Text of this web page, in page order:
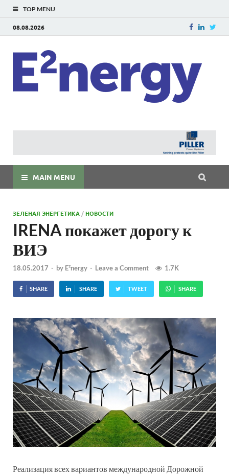
TOP MENU
08.08.2026
MAIN MENU
ЗЕЛЕНАЯ ЭНЕРГЕТИКА /НОВОСТИ
IRENA покажет дорогу к
ВИЭ
18.05.2017 - by E²nergy - Leave a Comment 1.7K
SHARE SHARE TWEET SHARE
Реализация всех вариантов международной Дорожной